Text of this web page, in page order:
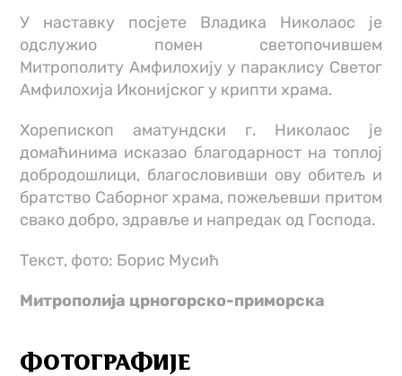
У наставку посјете Владика Николаос је
одслужио помен светопочившем
Митрополиту Амфилохију у параклису Светог
Амфилохија Иконијског у крипти храма.
Хорепископ аматундски г. Николаос је
домаћинима исказао благодарност на топлој
добродошлици, благословивши ову обитељ и
братство Саборног храма, пожељевши притом
свако добро, здравље и напредак од Господа.
Текст, фото: Борис Мусић
Митрополија црногорско-приморска
ФОТОГРАФИЈЕ